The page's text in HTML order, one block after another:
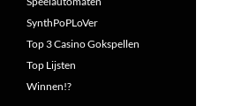
SynthPoPLoVer
Top 3 Casino Gokspellen
Top Lijsten
Winnen!?